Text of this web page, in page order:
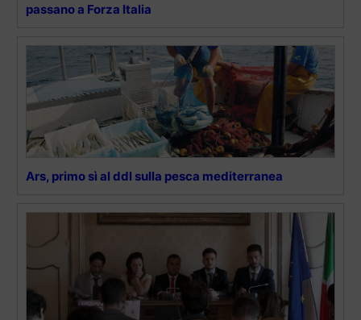
passano a Forza Italia
Ars, primo sì al ddl sulla pesca mediterranea